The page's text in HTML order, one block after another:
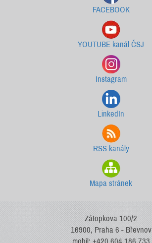
FACEBOOK
YOUTUBE kanál ČSJ
Instagram
LinkedIn
RSS kanály
Mapa stránek
Zátopkova 100/2
16900, Praha 6 - Břevnov
mobil: +420 604 186 733